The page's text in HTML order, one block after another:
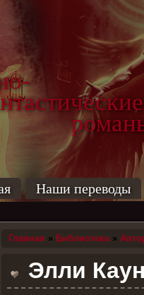
Наши переводы
Главная » Библиотека»
Элли